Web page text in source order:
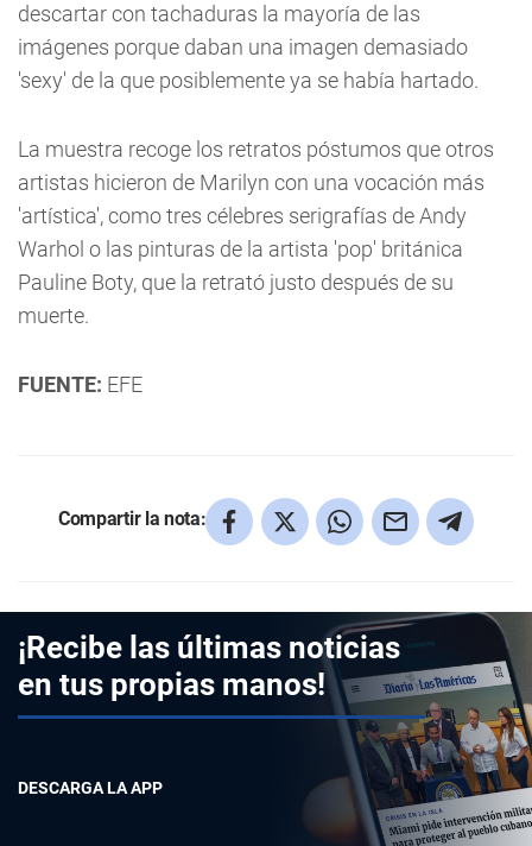
descartar con tachaduras la mayoría de las
imágenes porque daban una imagen demasiado
'sexy' de la que posiblemente ya se había hartado.
La muestra recoge los retratos póstumos que otros
artistas hicieron de Marilyn con una vocación más
'artística', como tres célebres serigrafías de Andy
Warhol o las pinturas de la artista 'pop' británica
Pauline Boty, que la retrató justo después de su
muerte.
FUENTE: EFE
Compartir la nota:
¡Recibe las últimas noticias
en tus propias manos!
DESCARGA LA APP